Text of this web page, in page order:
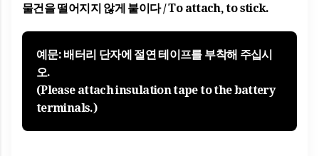
물건을 떨어지지 않게 붙이다 / To attach, to stick.
예문: 배터리 단자에 절연 테이프를 부착해 주십시
오.
(Please attach insulation tape to the battery
terminals.)